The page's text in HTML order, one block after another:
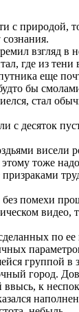
природой,
взгляд
где из
еще
бы
стал
с десяток
тоже
без помехи
видео,
по
группой в
город.
ввысь, к